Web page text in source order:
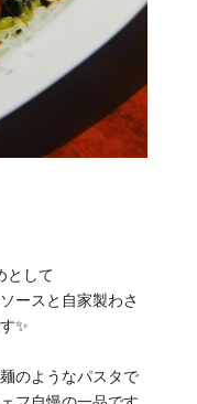
として
ースと自家製わさ
✨
のようなパスタで